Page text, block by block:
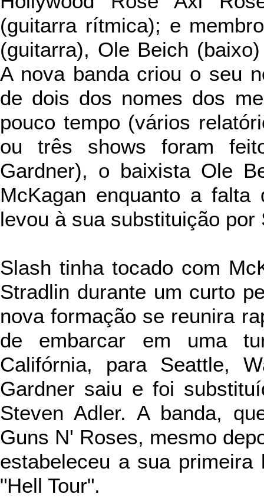
(guitarra rítmica); e
(guitarra), Ole Beich
A nova banda criou o seu
de dois dos nomes dos
pouco tempo (vários
ou três shows foram
Gardner), o baixista Ole
McKagan enquanto a
levou à sua substituição por
Slash tinha tocado com
Stradlin durante um curto
nova formação se reunira
de embarcar em uma
Califórnia, para Seattle,
Gardner saiu e foi
Steven Adler. A banda,
Guns N' Roses, mesmo
estabeleceu a sua
"Hell Tour".